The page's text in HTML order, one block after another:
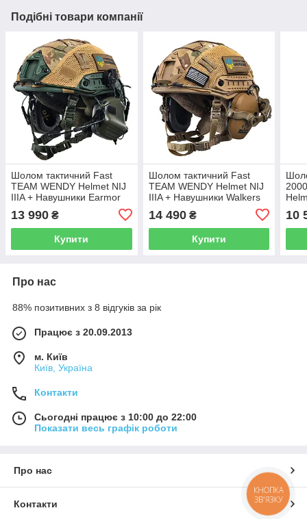
Подібні товари компанії
Шолом тактичний Fast
TEAM WENDY Helmet NIJ
IIIA + Навушники Earmor
13 990 ₴
Купити
Шолом тактичний Fast
TEAM WENDY Helmet NIJ
IIIA + Навушники Walkers
Razor Slim з чебурашкою
+ кавер мультикам
14 490₴
Купити
10
Про нас
88% позитивних з 8 відгуків за рік
Працює з 20.09.2013
м. Київ
Київ, Україна
Контакти
Сьогодні працює з 10:00 до 22:00
Показати весь графік роботи
Про нас
Контакти
КНОПКА
ЗВ'ЯЗКУ